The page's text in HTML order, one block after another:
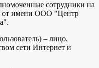
сотрудники на
от имени ООО "Центр
– лицо,
сети Интернет и